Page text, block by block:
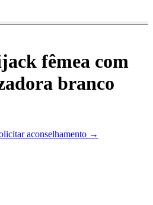
fêmea com
branco
aconselhamento →